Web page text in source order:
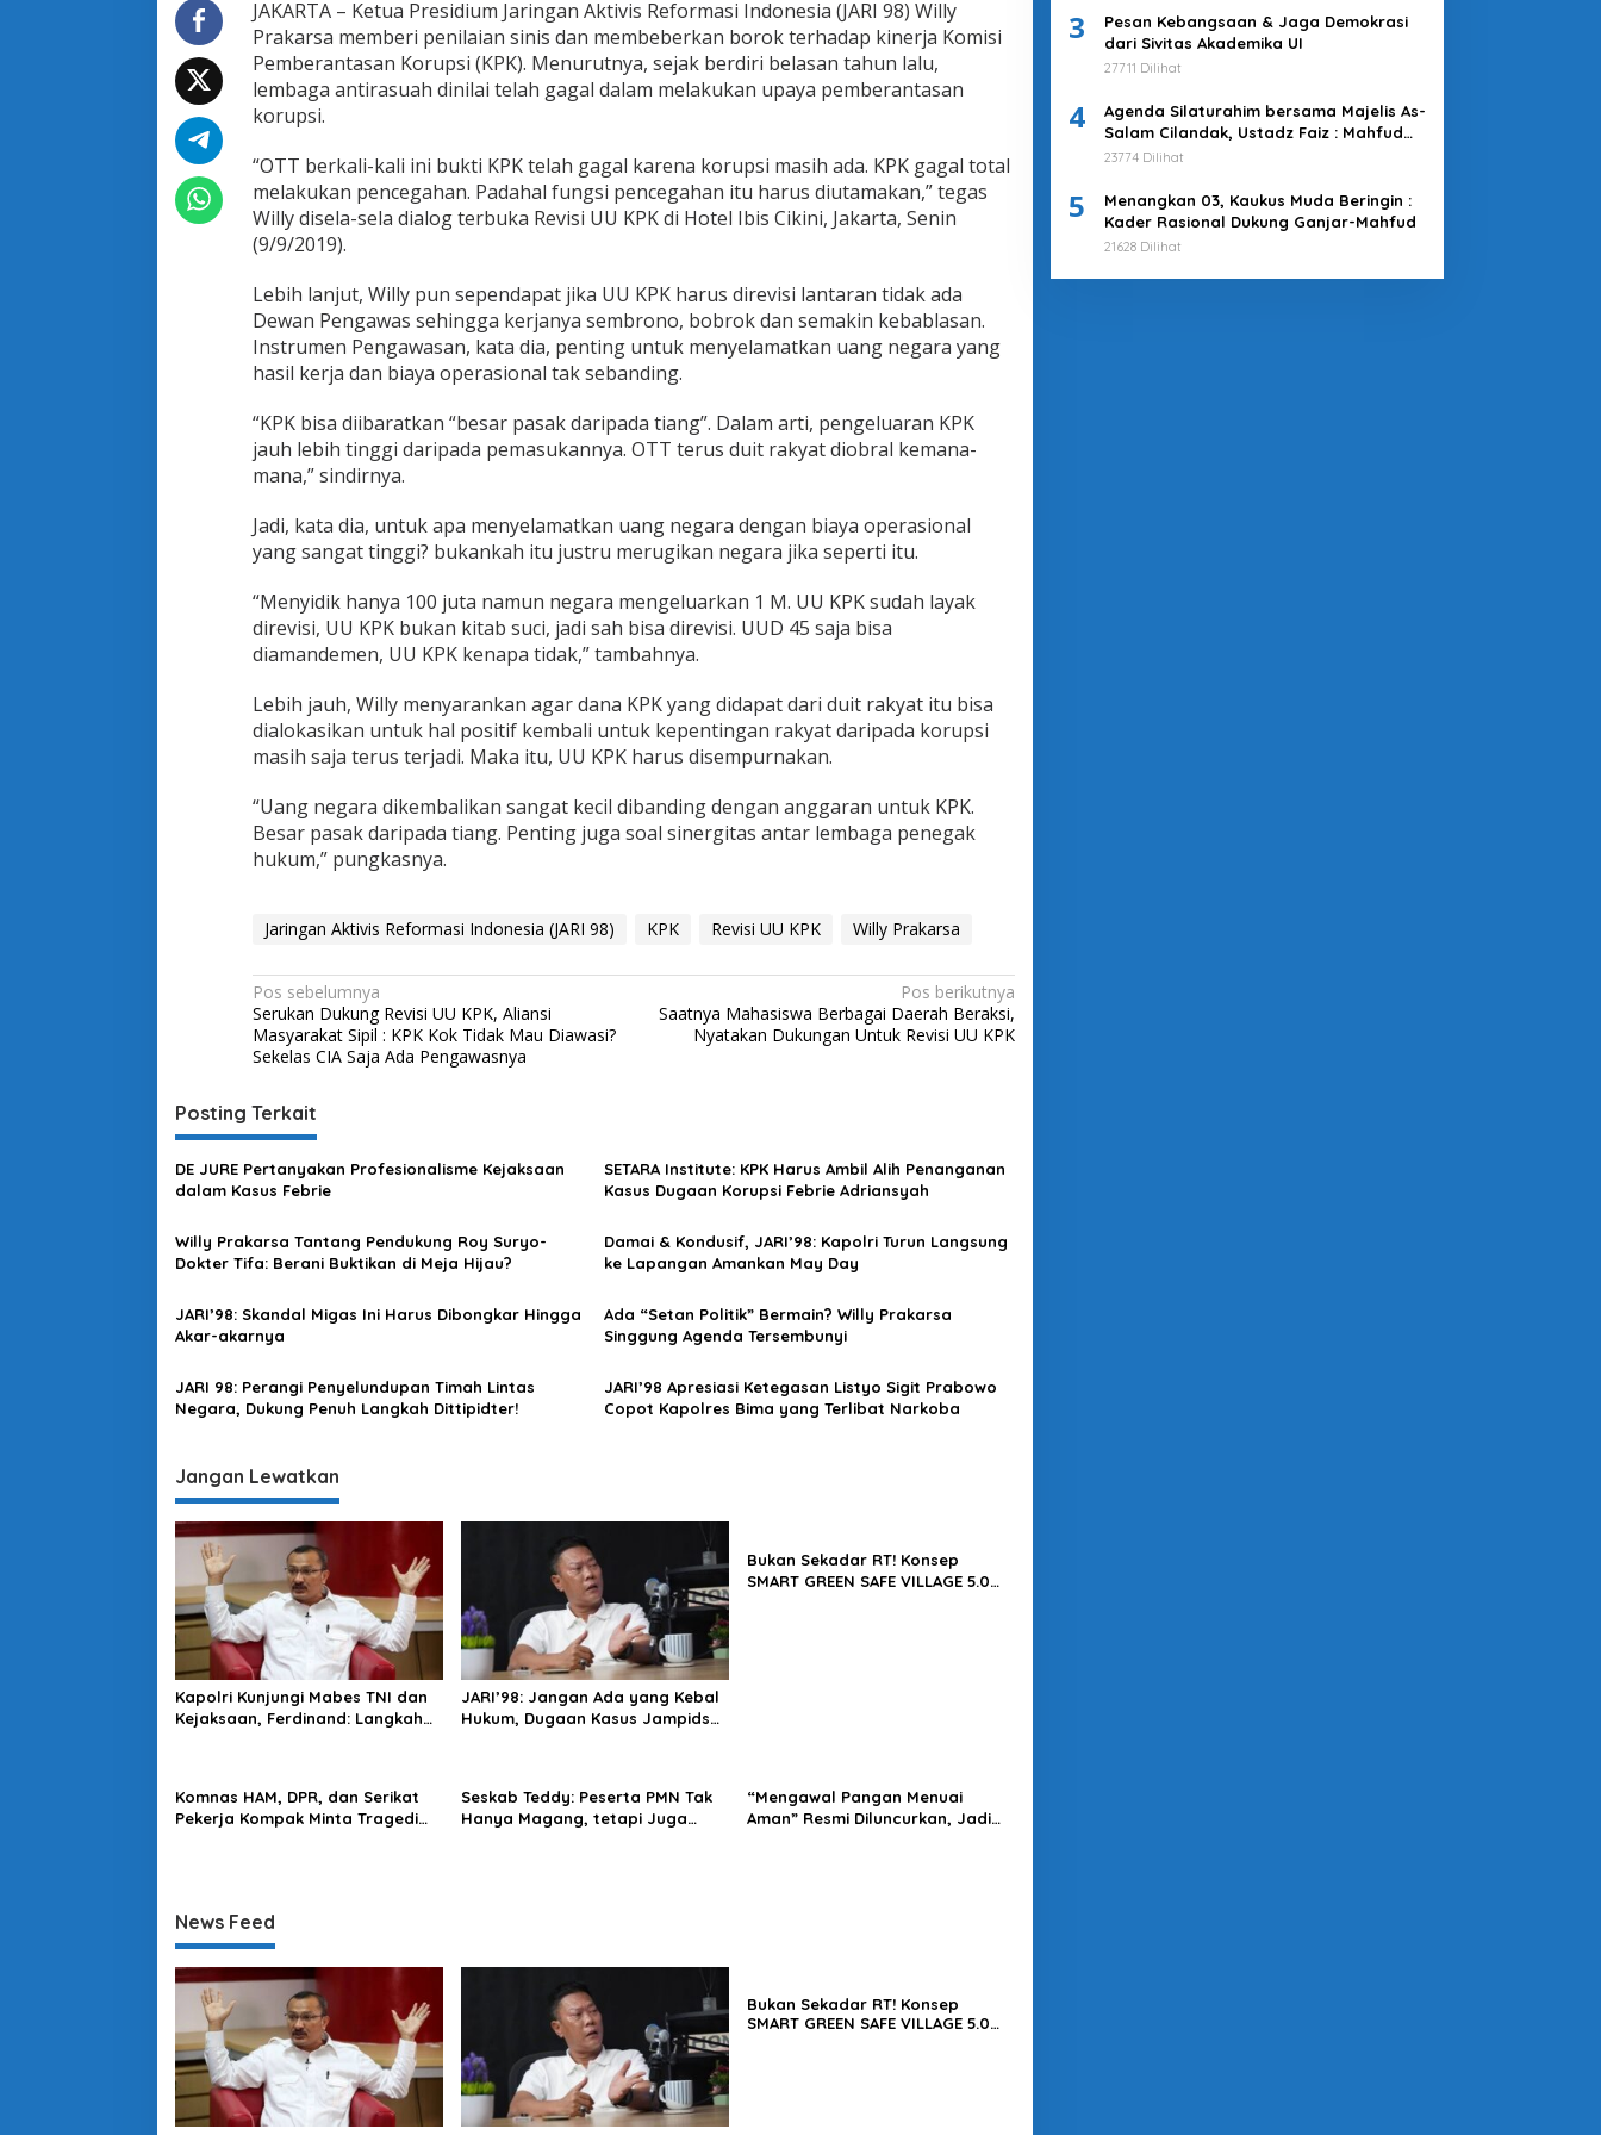
k
,
J
a
r
8
:
U
U
K
L
a
y
D
i
r
v
s
,
U
U
5
S
a
a
B
i
s
i
m
a
n
d
e
JAKARTA – Ketua Presidium Jaringan Aktivis Reformasi Indonesia (JARI 98) Willy
Prakarsa memberi penilaian sinis dan membeberkan borok terhadap kinerja Komisi
Pemberantasan Korupsi (KPK). Menurutnya, sejak berdiri belasan tahun lalu,
lembaga antirasuah dinilai telah gagal dalam melakukan upaya pemberantasan
korupsi.
“OTT berkali-kali ini bukti KPK telah gagal karena korupsi masih ada. KPK gagal total
melakukan pencegahan. Padahal fungsi pencegahan itu harus diutamakan,” tegas
Willy disela-sela dialog terbuka Revisi UU KPK di Hotel Ibis Cikini, Jakarta, Senin
(9/9/2019).
Lebih lanjut, Willy pun sependapat jika UU KPK harus direvisi lantaran tidak ada
Dewan Pengawas sehingga kerjanya sembrono, bobrok dan semakin kebablasan.
Instrumen Pengawasan, kata dia, penting untuk menyelamatkan uang negara yang
hasil kerja dan biaya operasional tak sebanding.
“KPK bisa diibaratkan “besar pasak daripada tiang”. Dalam arti, pengeluaran KPK
jauh lebih tinggi daripada pemasukannya. OTT terus duit rakyat diobral kemana-
mana,” sindirnya.
Jadi, kata dia, untuk apa menyelamatkan uang negara dengan biaya operasional
yang sangat tinggi? bukankah itu justru merugikan negara jika seperti itu.
“Menyidik hanya 100 juta namun negara mengeluarkan 1 M. UU KPK sudah layak
direvisi, UU KPK bukan kitab suci, jadi sah bisa direvisi. UUD 45 saja bisa
diamandemen, UU KPK kenapa tidak,” tambahnya.
Lebih jauh, Willy menyarankan agar dana KPK yang didapat dari duit rakyat itu bisa
dialokasikan untuk hal positif kembali untuk kepentingan rakyat daripada korupsi
masih saja terus terjadi. Maka itu, UU KPK harus disempurnakan.
“Uang negara dikembalikan sangat kecil dibanding dengan anggaran untuk KPK.
Besar pasak daripada tiang. Penting juga soal sinergitas antar lembaga penegak
hukum,” pungkasnya.
Jaringan Aktivis Reformasi Indonesia (JARI 98) KPK Revisi UU KPK Willy Prakarsa
N
a
v
i
g
a
s
i
p
o
s
Pos sebelumnya
Serukan Dukung Revisi UU KPK, Aliansi
Masyarakat Sipil : KPK Kok Tidak Mau Diawasi?
Sekelas CIA Saja Ada Pengawasnya
Pos berikutnya
Saatnya Mahasiswa Berbagai Daerah Beraksi,
Nyatakan Dukungan Untuk Revisi UU KPK
Posting Terkait
DE JURE Pertanyakan Profesionalisme Kejaksaan
dalam Kasus Febrie
SETARA Institute: KPK Harus Ambil Alih Penanganan
Kasus Dugaan Korupsi Febrie Adriansyah
Willy Prakarsa Tantang Pendukung Roy Suryo-
Dokter Tifa: Berani Buktikan di Meja Hijau?
Damai & Kondusif, JARI’98: Kapolri Turun Langsung
ke Lapangan Amankan May Day
JARI’98: Skandal Migas Ini Harus Dibongkar Hingga
Akar-akarnya
Ada “Setan Politik” Bermain? Willy Prakarsa
Singgung Agenda Tersembunyi
JARI 98: Perangi Penyelundupan Timah Lintas
Negara, Dukung Penuh Langkah Dittipidter!
JARI’98 Apresiasi Ketegasan Listyo Sigit Prabowo
Copot Kapolres Bima yang Terlibat Narkoba
Jangan Lewatkan
Kapolri Kunjungi Mabes TNI dan
Kejaksaan, Ferdinand: Langkah
JARI’98: Jangan Ada yang Kebal
Hukum, Dugaan Kasus Jampidsus
Bukan Sekadar RT! Konsep
SMART GREEN SAFE VILLAGE 5.0
Komnas HAM, DPR, dan Serikat
Pekerja Kompak Minta Tragedi
Seskab Teddy: Peserta PMN Tak
Hanya Magang, tetapi Juga
“Mengawal Pangan Menuai
Aman” Resmi Diluncurkan, Jadi
News Feed
Bukan Sekadar RT! Konsep
SMART GREEN SAFE VILLAGE 5.0
3
Pesan Kebangsaan & Jaga Demokrasi
dari Sivitas Akademika UI
27711 Dilihat
4
Agenda Silaturahim bersama Majelis As-
Salam Cilandak, Ustadz Faiz : Mahfud
MD adalah Pilihan Terbaik
23774 Dilihat
5
Menangkan 03, Kaukus Muda Beringin :
Kader Rasional Dukung Ganjar-Mahfud
21628 Dilihat